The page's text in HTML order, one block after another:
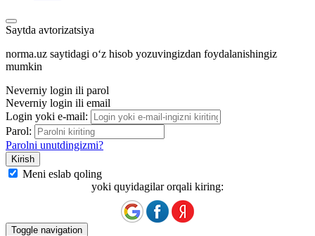
Saytda avtorizatsiya
norma.uz saytidagi oʻz hisob yozuvingizdan foydalanishingiz
mumkin
Neverniy login ili parol
Neverniy login ili email
Login yoki e-mail:
Parol:
Parolni unutdingizmi?
Meni eslab qoling
yoki quyidagilar orqali kiring:
Toggle navigation